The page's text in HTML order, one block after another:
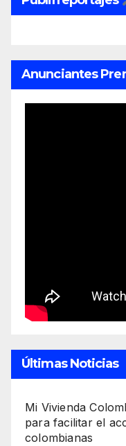
Anunciantes
Últimas Noticias
Mi Vivienda
para facilitar el
colombianas